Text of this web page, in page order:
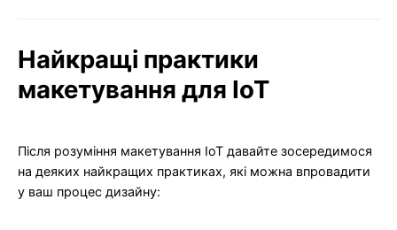
Найкращі практики
макетування для IoT
Після розуміння макетування IoT давайте зосередимося
на деяких найкращих практиках, які можна впровадити
у ваш процес дизайну: